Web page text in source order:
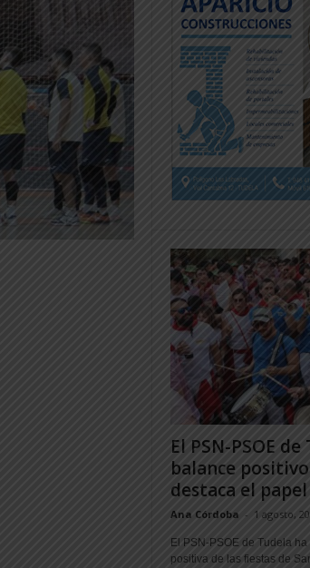
El PSN-PSOE
balance
destaca el papel
Ana Córdoba - 1 agosto,
El PSN-PSOE de Tudela
positiva de las fiestas de